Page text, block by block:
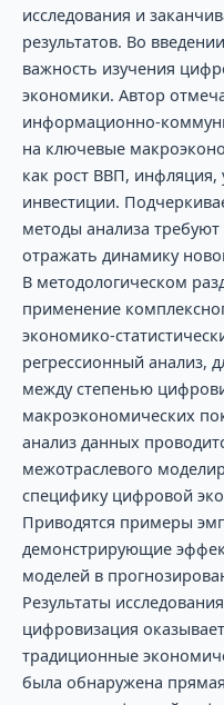
исследования и
результатов. Во
важность изучения
экономики. Автор
информационно-
на ключевые
как рост ВВП,
инвестиции.
методы анализа
отражать динамику
В методологическом
применение
экономико-
регрессионный анализ,
между степенью
макроэкономических
анализ данных
межотраслевого
специфику цифровой
Приводятся примеры
демонстрирующие
моделей в
Результаты
цифровизация
традиционные
была обнаружена